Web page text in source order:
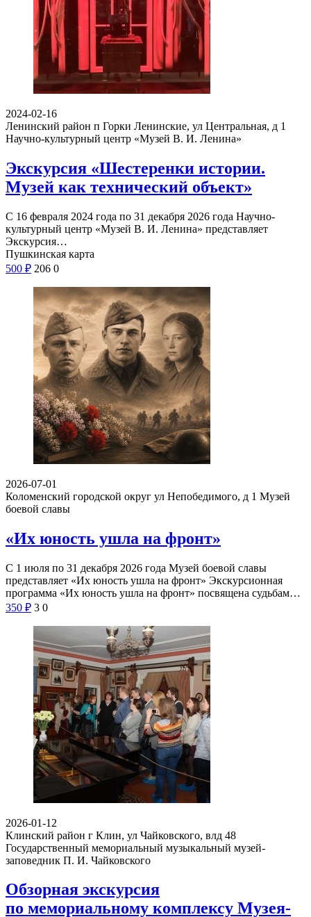
2024-02-16
Ленинский район п Горки Ленинские, ул Центральная, д 1
Научно-культурный центр «Музей В. И. Ленина»
Экскурсия «Шестеренки истории.
Музей как технический объект»
С 16 февраля 2024 года по 31 декабря 2026 года Научно-
культурный центр «Музей В. И. Ленина» представляет
Экскурсия…
Пушкинская карта
500 ₽ 206 0
2026-07-01
Коломенский городской округ ул Непобедимого, д 1 Музей
боевой славы
«Их юность ушла на фронт»
С 1 июля по 31 декабря 2026 года Музей боевой славы
представляет «Их юность ушла на фронт» Экскурсионная
программа «Их юность ушла на фронт» посвящена судьбам…
350 ₽ 3 0
2026-01-12
Клинский район г Клин, ул Чайковского, влд 48
Государственный мемориальный музыкальный музей-
заповедник П. И. Чайковского
Обзорная экскурсия
по мемориальному комплексу Музея-